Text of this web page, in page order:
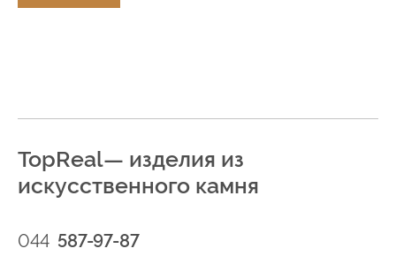
TopReal— изделия из
искусственного камня
044 587-97-87